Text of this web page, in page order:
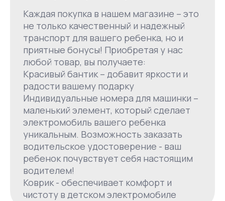
Каждая покупка в нашем магазине – это
не только качественный и надежный
транспорт для вашего ребенка, но и
приятные бонусы! Приобретая у нас
любой товар, вы получаете:
Красивый бантик – добавит яркости и
радости вашему подарку
Индивидуальные номера для машинки –
маленький элемент, который сделает
электромобиль вашего ребенка
уникальным. Возможность заказать
водительское удостоверение - ваш
ребенок почувствует себя настоящим
водителем!
Коврик - обеспечивает комфорт и
чистоту в детском электромобиле